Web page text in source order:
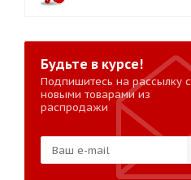
Будьте в курсе!
Подпишитесь на рассылку с
новыми товарами из
распродажи